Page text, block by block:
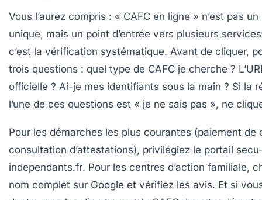
Vous l’aurez compris : « CAFC en ligne » n’est pas un
unique, mais un point d’entrée vers plusieurs
c’est la vérification systématique. Avant de cliquer,
trois questions : quel type de CAFC je cherche ?
officielle ? Ai-je mes identifiants sous la main ? Si la
l’une de ces questions est « je ne sais pas », ne
Pour les démarches les plus courantes (paiement de
consultation d’attestations), privilégiez le portail
independants.fr. Pour les centres d’action familiale,
nom complet sur Google et vérifiez les avis. Et si